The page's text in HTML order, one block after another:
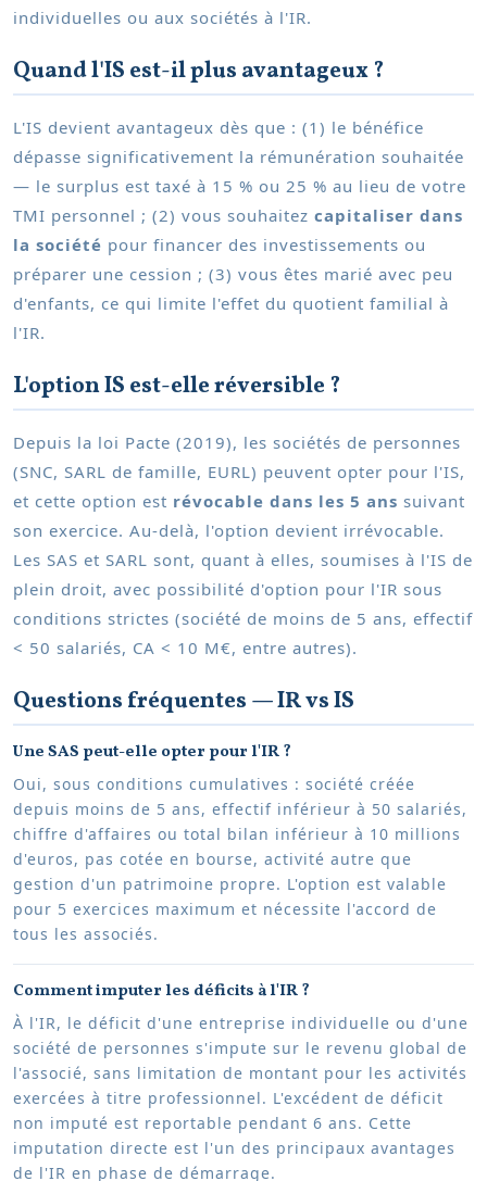
individuelles ou aux sociétés à l'IR.
Quand l'IS est-il plus avantageux ?
L'IS devient avantageux dès que : (1) le bénéfice
dépasse significativement la rémunération souhaitée
— le surplus est taxé à 15 % ou 25 % au lieu de votre
TMI personnel ; (2) vous souhaitez capitaliser dans
la société pour financer des investissements ou
préparer une cession ; (3) vous êtes marié avec peu
d'enfants, ce qui limite l'effet du quotient familial à
l'IR.
L'option IS est-elle réversible ?
Depuis la loi Pacte (2019), les sociétés de personnes
(SNC, SARL de famille, EURL) peuvent opter pour l'IS,
et cette option est révocable dans les 5 ans suivant
son exercice. Au-delà, l'option devient irrévocable.
Les SAS et SARL sont, quant à elles, soumises à l'IS de
plein droit, avec possibilité d'option pour l'IR sous
conditions strictes (société de moins de 5 ans, effectif
< 50 salariés, CA < 10 M€, entre autres).
Questions fréquentes — IR vs IS
Une SAS peut-elle opter pour l'IR ?
Oui, sous conditions cumulatives : société créée
depuis moins de 5 ans, effectif inférieur à 50 salariés,
chiffre d'affaires ou total bilan inférieur à 10 millions
d'euros, pas cotée en bourse, activité autre que
gestion d'un patrimoine propre. L'option est valable
pour 5 exercices maximum et nécessite l'accord de
tous les associés.
Comment imputer les déficits à l'IR ?
À l'IR, le déficit d'une entreprise individuelle ou d'une
société de personnes s'impute sur le revenu global de
l'associé, sans limitation de montant pour les activités
exercées à titre professionnel. L'excédent de déficit
non imputé est reportable pendant 6 ans. Cette
imputation directe est l'un des principaux avantages
de l'IR en phase de démarrage.